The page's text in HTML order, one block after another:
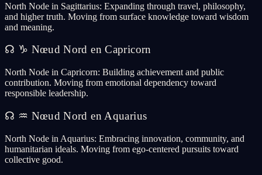
North Node in Sagittarius: Expanding through travel, philosophy,
and higher truth. Moving from surface knowledge toward wisdom
and meaning.
☊ ♑ Nœud Nord en Capricorn
North Node in Capricorn: Building achievement and public
contribution. Moving from emotional dependency toward
responsible leadership.
☊ ♒ Nœud Nord en Aquarius
North Node in Aquarius: Embracing innovation, community, and
humanitarian ideals. Moving from ego-centered pursuits toward
collective good.